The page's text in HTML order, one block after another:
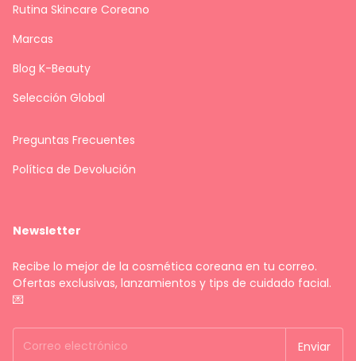
Rutina Skincare Coreano
Marcas
Blog K-Beauty
Selección Global
Preguntas Frecuentes
Política de Devolución
Newsletter
Recibe lo mejor de la cosmética coreana en tu correo.
Ofertas exclusivas, lanzamientos y tips de cuidado facial.
💌